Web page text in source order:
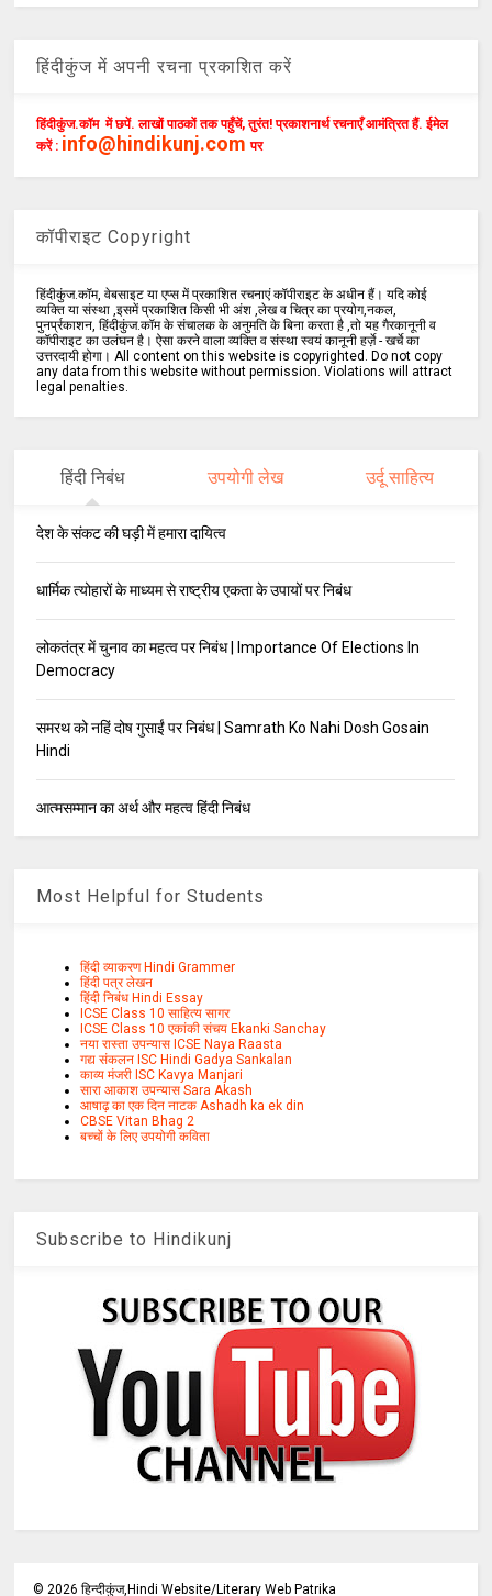
हिंदीकुंज में अपनी रचना प्रकाशित करें
हिंदीकुंज.कॉम में छपें. लाखों पाठकों तक पहुँचें, तुरंत! प्रकाशनार्थ रचनाएँ आमंत्रित हैं. ईमेल
करें : info@hindikunj.com पर
कॉपीराइट Copyright
हिंदीकुंज.कॉम, वेबसाइट या एप्स में प्रकाशित रचनाएं कॉपीराइट के अधीन हैं। यदि कोई
व्यक्ति या संस्था ,इसमें प्रकाशित किसी भी अंश ,लेख व चित्र का प्रयोग,नकल,
पुनर्प्रकाशन, हिंदीकुंज.कॉम के संचालक के अनुमति के बिना करता है ,तो यह गैरकानूनी व
कॉपीराइट का उलंघन है। ऐसा करने वाला व्यक्ति व संस्था स्वयं कानूनी हर्ज़े - खर्चे का
उत्तरदायी होगा। All content on this website is copyrighted. Do not copy
any data from this website without permission. Violations will attract
legal penalties.
हिंदी निबंध उपयोगी लेख उर्दू साहित्य
देश के संकट की घड़ी में हमारा दायित्व
धार्मिक त्योहारों के माध्यम से राष्ट्रीय एकता के उपायों पर निबंध
लोकतंत्र में चुनाव का महत्व पर निबंध | Importance Of Elections In
Democracy
समरथ को नहिं दोष गुसाईं पर निबंध | Samrath Ko Nahi Dosh Gosain
Hindi
आत्मसम्मान का अर्थ और महत्व हिंदी निबंध
Most Helpful for Students
हिंदी व्याकरण Hindi Grammer
हिंदी पत्र लेखन
हिंदी निबंध Hindi Essay
ICSE Class 10 साहित्य सागर
ICSE Class 10 एकांकी संचय Ekanki Sanchay
नया रास्ता उपन्यास ICSE Naya Raasta
गद्य संकलन ISC Hindi Gadya Sankalan
काव्य मंजरी ISC Kavya Manjari
सारा आकाश उपन्यास Sara Akash
आषाढ़ का एक दिन नाटक Ashadh ka ek din
CBSE Vitan Bhag 2
बच्चों के लिए उपयोगी कविता
Subscribe to Hindikunj
©2026 हिन्दीकुंज,Hindi Website/Literary Web Patrika